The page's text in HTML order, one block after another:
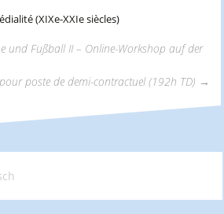
und Fußball II – Online-Workshop auf der
poste de demi-contractuel (192h TD) →